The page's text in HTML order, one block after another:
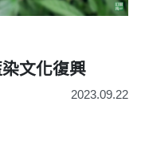
文化復興
2023.09.22